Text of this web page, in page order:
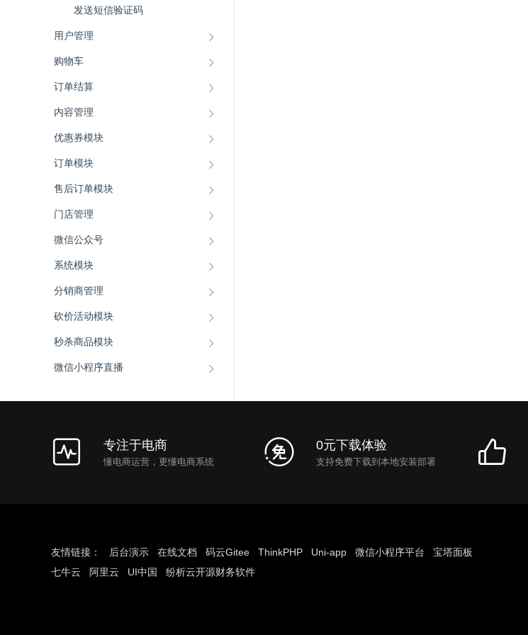
发送短信验证码
用户管理
购物车
订单结算
内容管理
优惠券模块
订单模块
售后订单模块
门店管理
微信公众号
系统模块
分销商管理
砍价活动模块
秒杀商品模块
微信小程序直播
专注于电商
懂电商运营，更懂电商系统
0元下载体验
支持免费下载到本地安装部署
友情链接： 后台演示 在线文档 码云Gitee ThinkPHP Uni-app 微信小程序平台
宝塔面板
七牛云
阿里云 UI中国 纷析云开源财务软件